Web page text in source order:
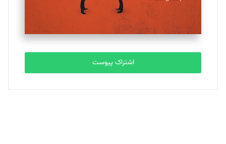
مصطفی مسجدی آرانی
تحریریه
بابک نقاش
تحریریه
اشتراک پیوست